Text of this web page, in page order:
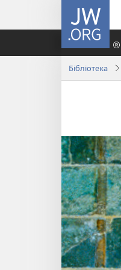
JW.ORG
Бібліотека